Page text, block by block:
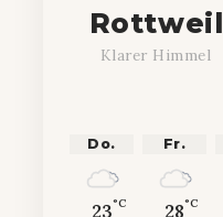
Rottweil
Klarer Himmel
Do.
23°C
Fr.
28°C